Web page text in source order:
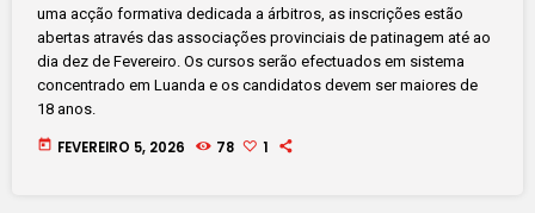
uma acção formativa dedicada a árbitros, as inscrições estão
abertas através das associações provinciais de patinagem até ao
dia dez de Fevereiro. Os cursos serão efectuados em sistema
concentrado em Luanda e os candidatos devem ser maiores de
18 anos.
today FEVEREIRO 5, 2026 78 1